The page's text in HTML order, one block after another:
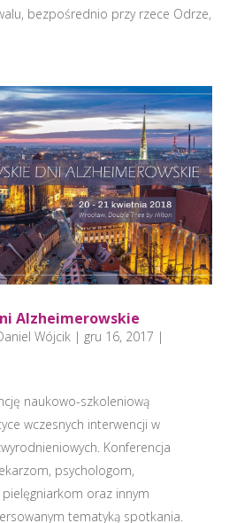
bezpośrednio przy rzece Odrze,
Alzheimerowskie
Wójcik| gru 16, 2017 |
naukowo-szkoleniową
wczesnych interwencji w
Konferencja
psychologom,
oraz innym
tematyką spotkania.